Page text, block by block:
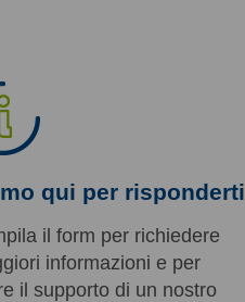
qui per risponderti
il form per richiedere
informazioni e per
il supporto di un nostro